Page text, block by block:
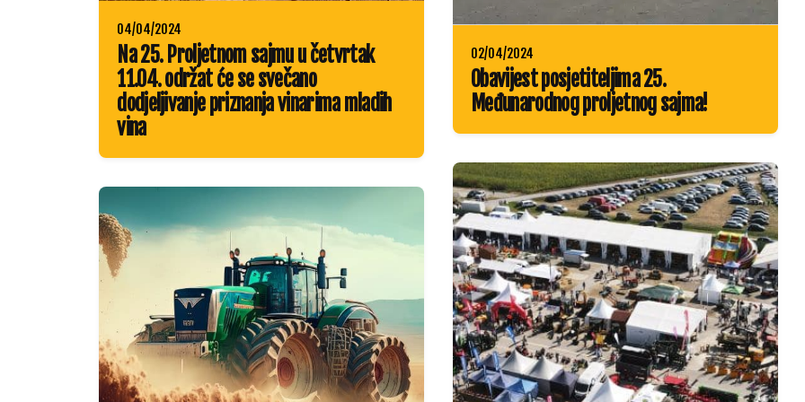
04/04/2024
Na 25. Proljetnom sajmu u četvrtak
11.04. održat će se svečano
dodjeljivanje priznanja vinarima mladih
vina
02/04/2024
Obavijest posjetiteljima 25.
Međunarodnog proljetnog sajma!